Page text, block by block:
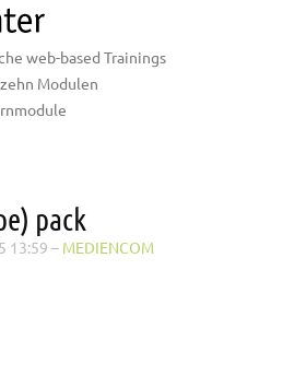
web-based Trainings
Modulen
pack
13:59 – MEDIENCOM